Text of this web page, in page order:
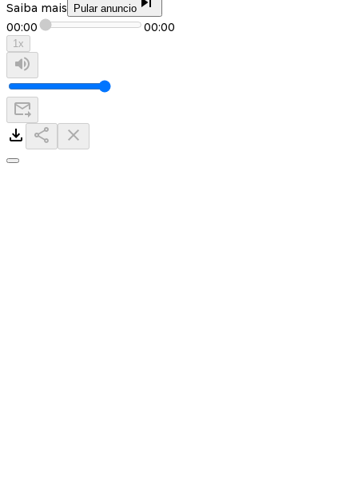
Saiba mais Pular anuncio
00:00 00:00
1x